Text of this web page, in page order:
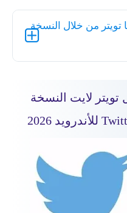
من خلال النسخة
لايت النسخة